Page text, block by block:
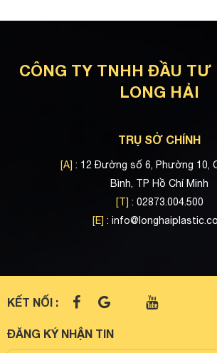
CÔNG TY TNHH ĐẦU TƯ
LONG HẢI
TRỤ SỞ CHÍNH
[A] : 12 Đường số 6, Phường 10,
Bình, TP Hồ Chí Minh
[T] : 02873.004.500
[E] :
KẾT NỐI :
ĐĂNG KÝ NHẬN TIN